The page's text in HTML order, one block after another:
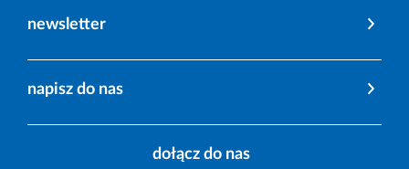
newsletter
napisz do nas
dołącz do nas